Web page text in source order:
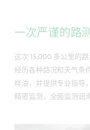
一次严谨的路测
这次 15,000 多公里的
经历各种路况和天气条
样油，并提供专业指导
精密监测，全面监测润